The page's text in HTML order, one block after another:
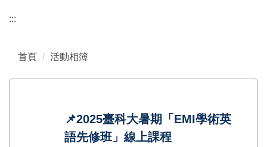
:::
首頁 活動相簿
📌2025臺科大暑期「EMI學術英
語先修班」線上課程